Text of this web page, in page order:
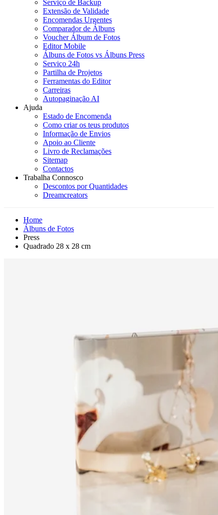
Serviço de Backup
Extensão de Validade
Encomendas Urgentes
Comparador de Álbuns
Voucher Álbum de Fotos
Editor Mobile
Álbuns de Fotos vs Álbuns Press
Serviço 24h
Partilha de Projetos
Ferramentas do Editor
Carreiras
Autopaginação AI
Ajuda
Estado de Encomenda
Como criar os teus produtos
Informação de Envios
Apoio ao Cliente
Livro de Reclamações
Sitemap
Contactos
Trabalha Connosco
Descontos por Quantidades
Dreamcreators
Home
Álbuns de Fotos
Press
Quadrado 28 x 28 cm